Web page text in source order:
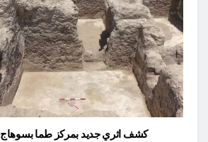
كشف اثري جديد بمركز طما بسوهاج